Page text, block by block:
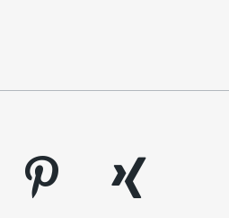
pinterest
xing